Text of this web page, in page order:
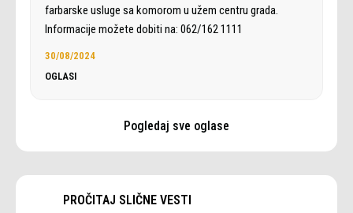
farbarske usluge sa komorom u užem centru grada.
Informacije možete dobiti na: 062/162 1111
30/08/2024
OGLASI
Pogledaj sve oglase
PROČITAJ SLIČNE VESTI